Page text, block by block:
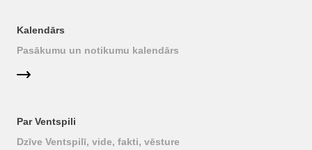
Kalendārs
Pasākumu un notikumu kalendārs
Par Ventspili
Dzīve Ventspilī, vide, fakti, vēsture